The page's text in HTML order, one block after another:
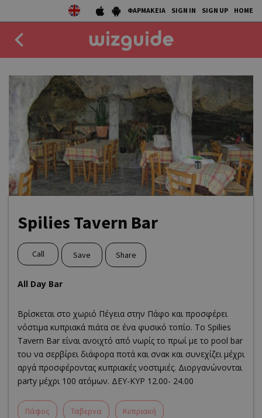
ΦΑΡΜΑΚΕΙΑ SIGN IN SIGN UP HOME
DRINK
50 BEST
AGENDA
COLLECTIONS
Spilies Tavern Bar
Call Save Share
All Day Bar
Βρίσκεται στο χωριό Πέγεια στην Πάφο και προσφέρει
νόστιμα κυπριακά πιάτα σε ένα φυσικό τοπίο. Το Spilies
Tavern Bar είναι ανοιχτό από νωρίς το πρωί με το pool bar
του να σερβίρει διάφορα ποτά και σνακ και συνεχίζει μέχρι
αργά προσφέροντας κυπριακές νοστιμιές. Διοργανώνονται
party μέχρι 100 ατόμων. ΔΕΥ-ΚΥΡ 12.00- 24.00
Πάφος Ταβερνα Κυπριακή